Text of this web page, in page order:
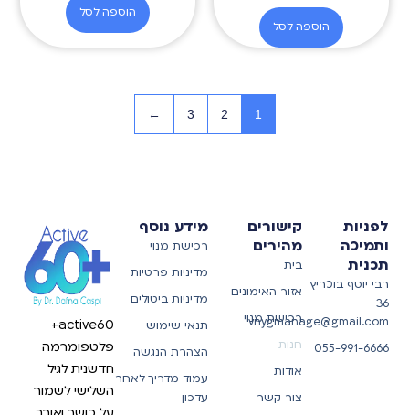
הוספה לסל
הוספה לסל
1
2
3
←
קישורים
מהירים
בית
אזור האימונים
רכישת מנוי
חנות
אודות
צור קשר
מידע נוסף
רכישת מנוי
מדיניות פרטיות
מדיניות ביטולים
תנאי שימוש
הצהרת הנגשה
עמוד מדריך לאחר
עדכון
לפניות
ותמיכה
תכנית
רבי יוסף בוכריץ
36
vnygmanage@gmail.com
055-991-6666
active60+
פלטפומרמה
חדשנית לגיל
השלישי לשמור